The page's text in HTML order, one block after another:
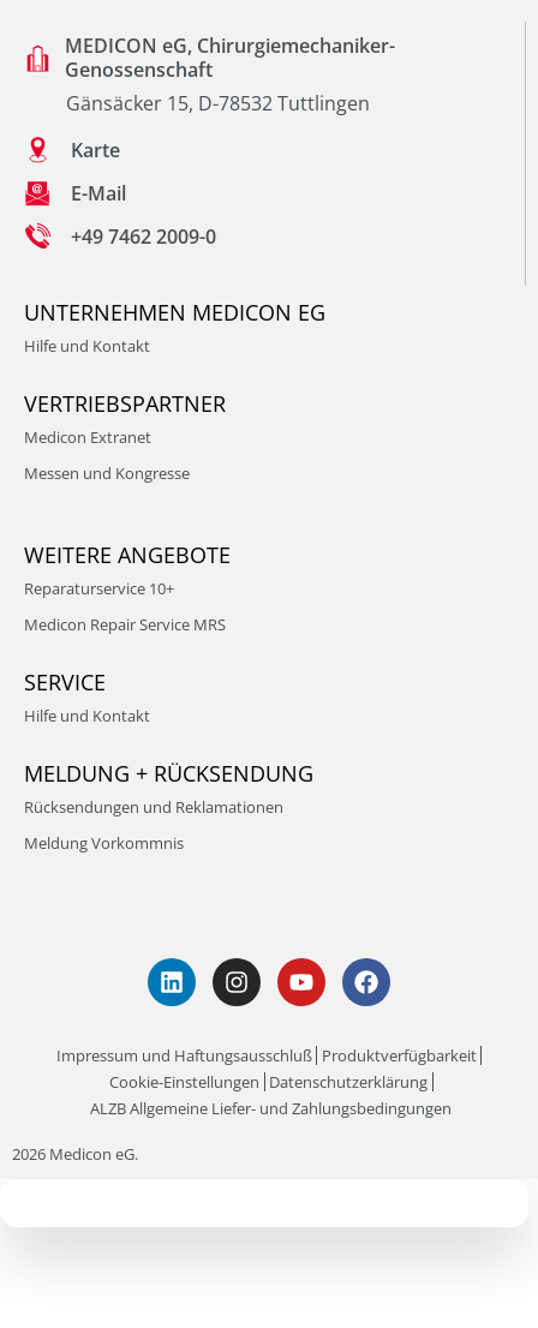
MEDICON eG, Chirurgiemechaniker-
Genossenschaft
Gänsäcker 15, D-78532 Tuttlingen
Karte
E-Mail
+49 7462 2009-0
UNTERNEHMEN MEDICON EG
Hilfe und Kontakt
VERTRIEBSPARTNER
Medicon Extranet
Messen und Kongresse
WEITERE ANGEBOTE
Reparaturservice 10+
Medicon Repair Service MRS
SERVICE
Hilfe und Kontakt
MELDUNG + RÜCKSENDUNG
Rücksendungen und Reklamationen
Meldung Vorkommnis
Impressum und Haftungsausschluß Produktverfügbarkeit
Cookie-Einstellungen Datenschutzerklärung
ALZB Allgemeine Liefer- und Zahlungsbedingungen
2026 Medicon eG.